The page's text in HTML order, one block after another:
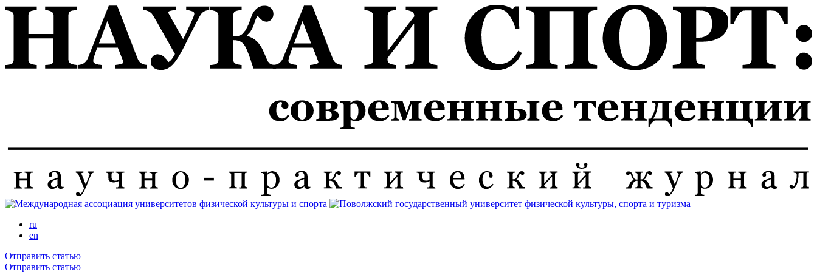
Перейти
основному
ru
en
Отправить статью
Отправить статью